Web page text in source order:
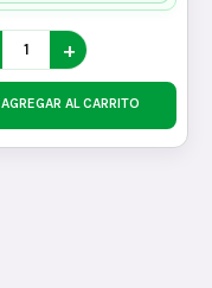
+
AGREGAR AL CARRITO